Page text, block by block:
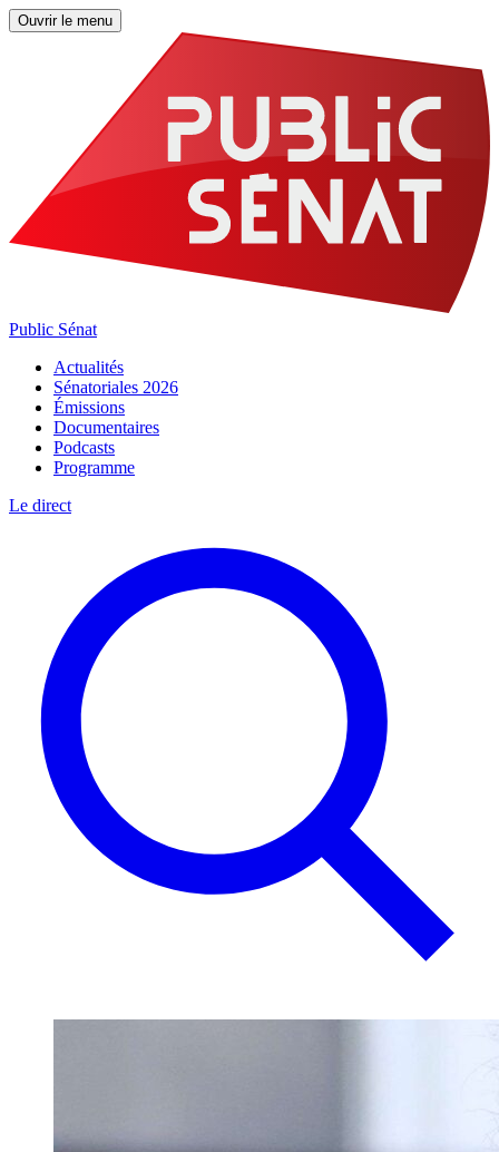
Ouvrir le menu
Public Sénat
Actualités
Sénatoriales 2026
Émissions
Documentaires
Podcasts
Programme
Le direct